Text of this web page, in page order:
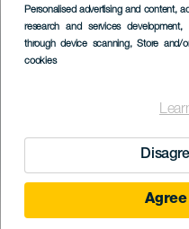
Personalised advertising and content,
research and services development,
through device scanning, Store and/
cookies
Imagen
Listado